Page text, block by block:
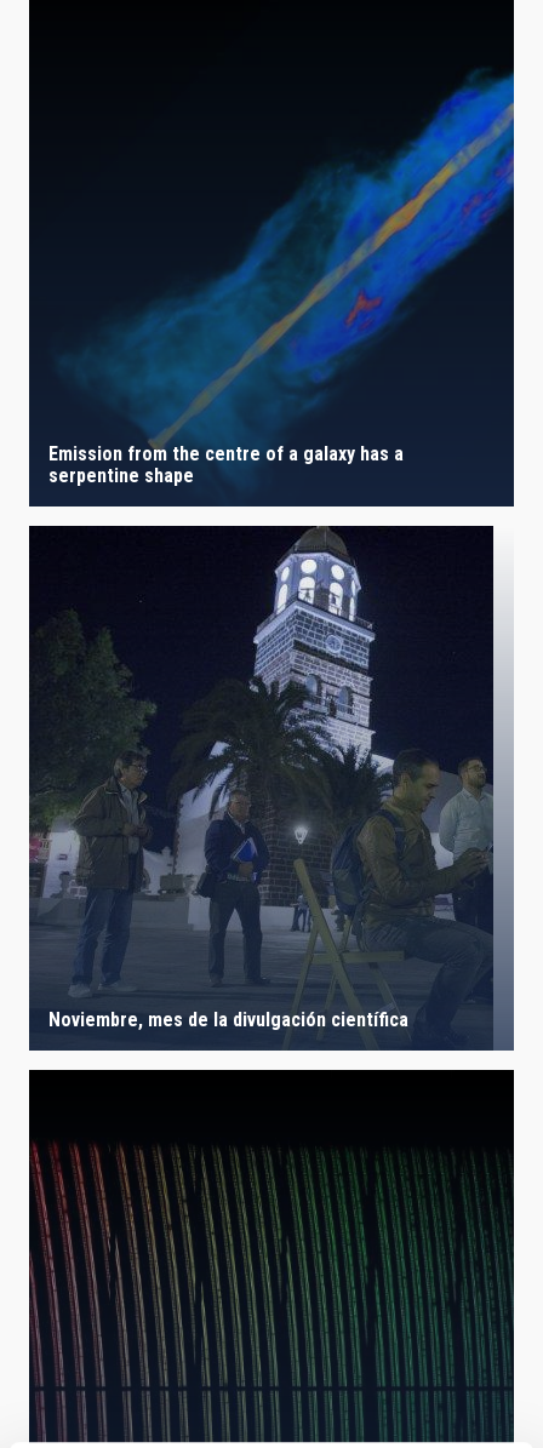
Emission from the centre of a galaxy has a
serpentine shape
Noviembre, mes de la divulgación científica